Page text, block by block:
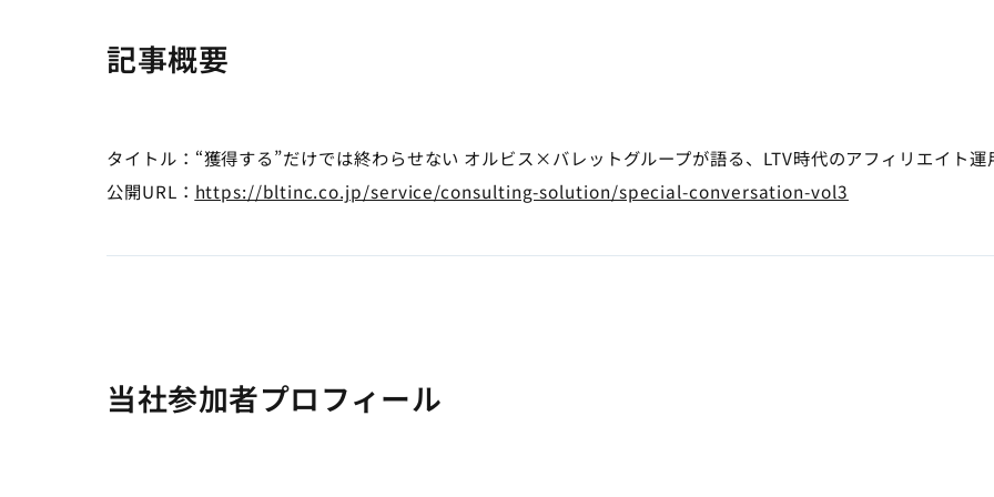
記事概要
タイトル：“獲得する”だけでは終わらせない オルビス×バレットグループが語る、LTV時代のアフィリエイト運
公開URL： https://bltinc.co.jp/service/consulting-solution/special-conversation-vol3
当社参加者プロフィール